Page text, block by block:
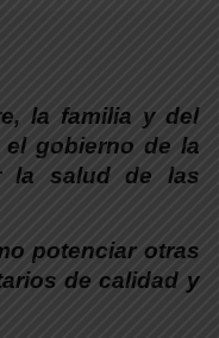
la familia y del
gobierno de la
la salud de las
potenciar otras
de calidad y